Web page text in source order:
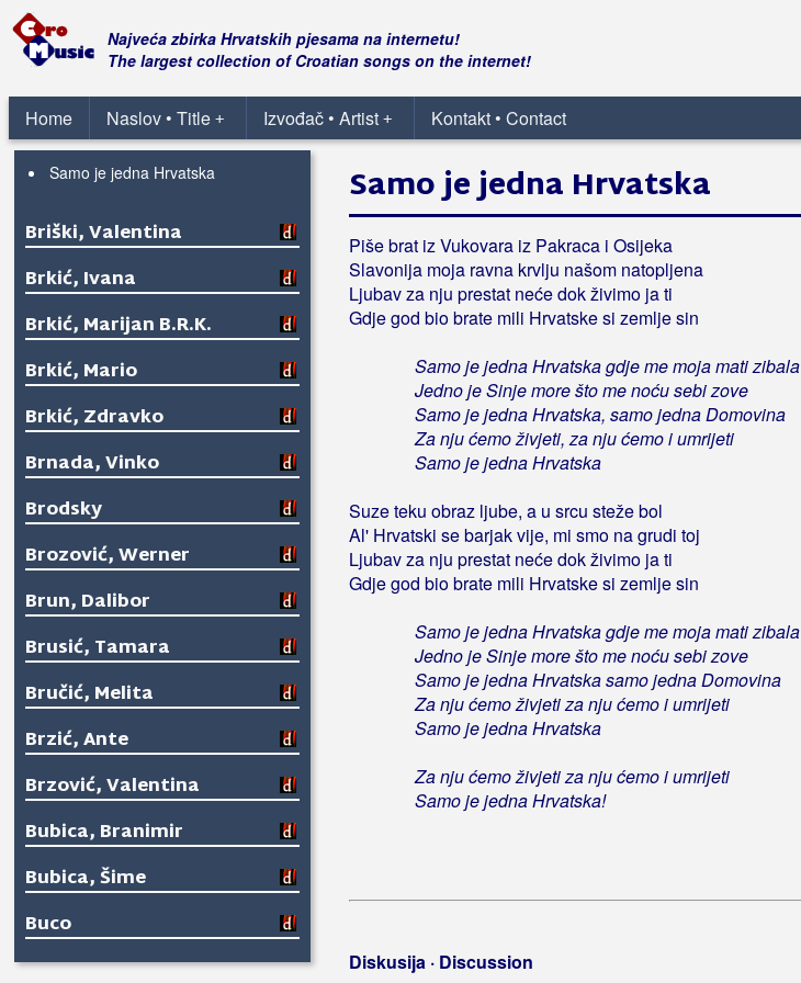
Najveća zbirka Hrvatskih pjesama na internetu!
The largest collection of Croatian songs on the internet!
Home +
Naslov • Title +
Izvođač • Artist Kontakt • Contact
Brešan, Igor
Briški, Milivoj
Samo je jedna Hrvatska
Briški, Valentina
Brkić, Ivana
Brkić, Marijan B.R.K.
Brkić, Mario
Brkić, Zdravko
Brnada, Vinko
Brodsky
Brozović, Werner
Brun, Dalibor
Brusić, Tamara
Bručić, Melita
Brzić, Ante
Brzović, Valentina
Bubica, Branimir
Bubica, Šime
Buco
Budićin-Manestar, Ljiljana
Samo je jedna Hrvatska
Piše brat iz Vukovara iz Pakraca i Osijeka
Slavonija moja ravna krvlju našom natopljena
Ljubav za nju prestat neće dok živimo ja ti
Gdje god bio brate mili Hrvatske si zemlje sin
Samo je jedna Hrvatska gdje me moja mati zibala
Jedno je Sinje more što me noću sebi zove
Samo je jedna Hrvatska, samo jedna Domovina
Za nju ćemo živjeti, za nju ćemo i umrijeti
Samo je jedna Hrvatska
Suze teku obraz ljube, a u srcu steže bol
Al' Hrvatski se barjak vije, mi smo na grudi toj
Ljubav za nju prestat neće dok živimo ja ti
Gdje god bio brate mili Hrvatske si zemlje sin
Samo je jedna Hrvatska gdje me moja mati zibala
Jedno je Sinje more što me noću sebi zove
Samo je jedna Hrvatska samo jedna Domovina
Za nju ćemo živjeti za nju ćemo i umrijeti
Samo je jedna Hrvatska
Za nju ćemo živjeti za nju ćemo i umrijeti
Samo je jedna Hrvatska!
Diskusija · Discussion